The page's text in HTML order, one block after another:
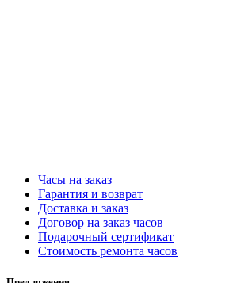
Часы на заказ
Гарантия и возврат
Доставка и заказ
Договор на заказ часов
Подарочный сертификат
Стоимость ремонта часов